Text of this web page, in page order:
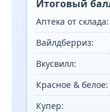
Итоговый
Аптека от склада:
Вайлдберриз:
Вкусвилл:
Красное & белое:
Купер: